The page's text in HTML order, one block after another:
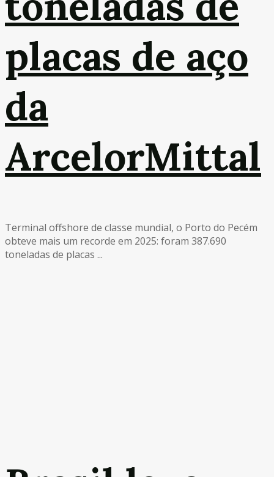
placas de aço
da
ArcelorMittal
Terminal offshore de classe mundial, o Porto do Pecém
obteve mais um recorde em 2025: foram 387.690
toneladas de placas ...